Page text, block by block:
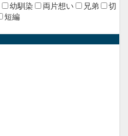
幼馴染 両片想い 兄弟
切
短編